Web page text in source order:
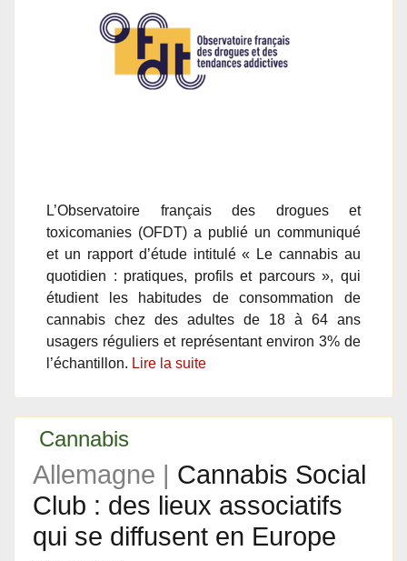
L’Observatoire français des drogues et
toxicomanies (OFDT) a publié un communiqué
et un rapport d’étude intitulé « Le cannabis au
quotidien : pratiques, profils et parcours », qui
étudient les habitudes de consommation de
cannabis chez des adultes de 18 à 64 ans
usagers réguliers et représentant environ 3% de
l’échantillon. Lire la suite
Cannabis
Allemagne | Cannabis Social
Club : des lieux associatifs
qui se diffusent en Europe